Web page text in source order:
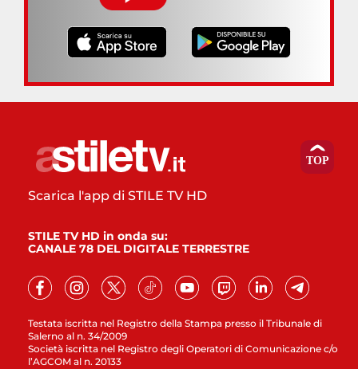
Testata iscritta nel Registro della Stampa presso il Tribunale di
Salerno al n. 34/2009
Società iscritta nel Registro degli Operatori di Comunicazione c/o
l’AGCOM al n. 20133
Scarica l'app di STILE TV HD
STILE TV HD in onda su:
CANALE 78 DEL DIGITALE TERRESTRE